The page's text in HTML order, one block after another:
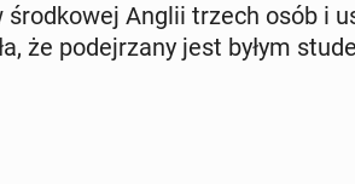
Anglii trzech osób i
że po­dej­rza­ny jest byłym